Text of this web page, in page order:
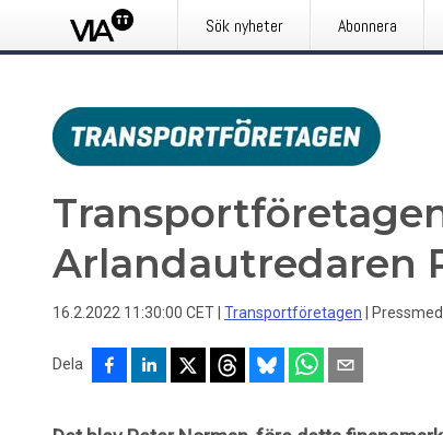
Sök nyheter Abonnera
Arlandautredaren
16.2.2022 11:30:00 CET Transportföretagen
Dela